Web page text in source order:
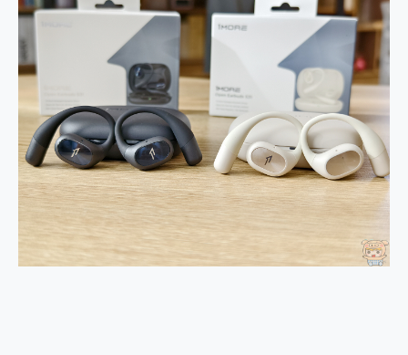
B&O 精品級音響! Home+ 中嘉寬頻 SoundBox 劇院串流盒 開箱 評測
EaseUS Vocal Remover 免費線上去聲器一鍵去除人聲 人聲 音樂分離 2024 消除人聲推薦
3 個超值 MHN 飛人工具分享~~ iToolab AnyGo 魔物獵人 Now飛人 ios教學 不出門也可以到處走
小體積 40000mAh 超大容量 一次充5個設備 充好充滿 CUKTECH 酷態科 300W 微型充電站 開箱 評測
97.3% 恢復率，資料救援就是這麼簡單 EaseUS Data Recovery Wizard Free 18.0.0 業界最好的資料救援軟體
磁碟系統大風吹 有了 磁碟管理程式 EaseUS Partition Master 就是這麼簡單
全新 SONY Xperia 1 VI 開箱! 相機實測! 長焦覆蓋更遠更清晰、2日長續航、頂尖影音娛樂效能~
Xiaomi 14 Ultra 開箱 評測~ 有深度的 Leica 影像旗艦手機! 加碼小旗艦 Xiaomi 14 開箱 評測
vivo TWS 3e 真無線藍牙耳機智慧降噪升級、音質明亮溫潤，並支援雙設備連接~
人像旗艦 vivo V30 系列 開箱 評測! 首搭蔡司光學鏡頭、攝影棚級柔光環、拍攝功能最好玩的美拍神機 vivo V30 Pro